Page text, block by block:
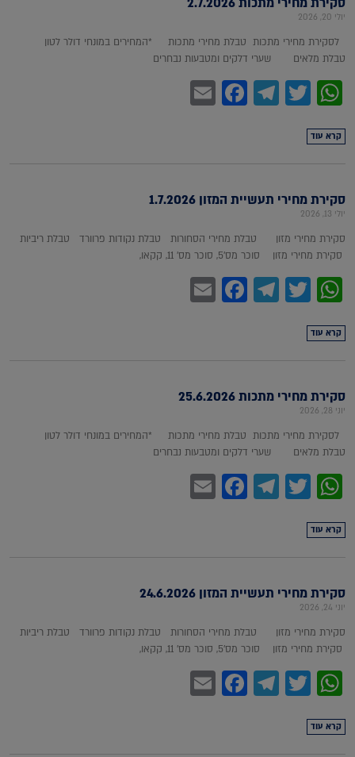
יולי 20, 2026
לסקירת מחירי מתכות טבלת מחירי מתכות *המחירים במונחי דולר לטון
טבלת מלאים שערי דלקים ומטבעות נבחרים
WhatsApp
Twitter
Telegram
Facebook
קרא עוד
סקירת מחירי תעשיית המזון 1.7.2026
יולי 13, 2026
סקירת מחירי מזון טבלת מחירי הסחורות טבלת נקודות פרוורד טבלת ריביות
סקירת מחירי מזון סוכר מס'5, סוכר מס' 11, קקאו,
WhatsApp
Twitter
Telegram
Facebook
קרא עוד
סקירת מחירי מתכות 25.6.2026
יוני 28, 2026
לסקירת מחירי מתכות טבלת מחירי מתכות *המחירים במונחי דולר לטון
טבלת מלאים שערי דלקים ומטבעות נבחרים
WhatsApp
Twitter
Telegram
Facebook
קרא עוד
סקירת מחירי תעשיית המזון 24.6.2026
יוני 24, 2026
סקירת מחירי מזון טבלת מחירי הסחורות טבלת נקודות פרוורד טבלת ריביות
סקירת מחירי מזון סוכר מס'5, סוכר מס' 11, קקאו,
WhatsApp
Twitter
Telegram
Facebook
קרא עוד